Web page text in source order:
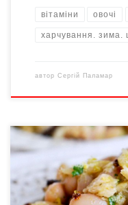
вітаміни овочі
харчування. зима.
автор Сергій Паламар
Різдвяний піст
днів і є одним із